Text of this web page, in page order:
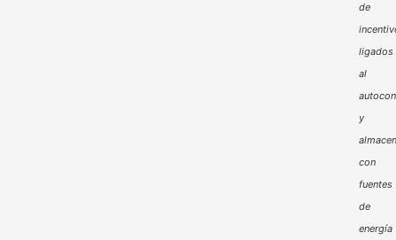
de
ligados
al
y
con
fuentes
de
energía